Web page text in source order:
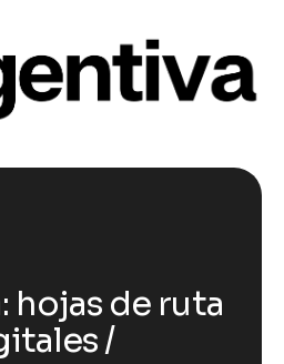
hojas de ruta